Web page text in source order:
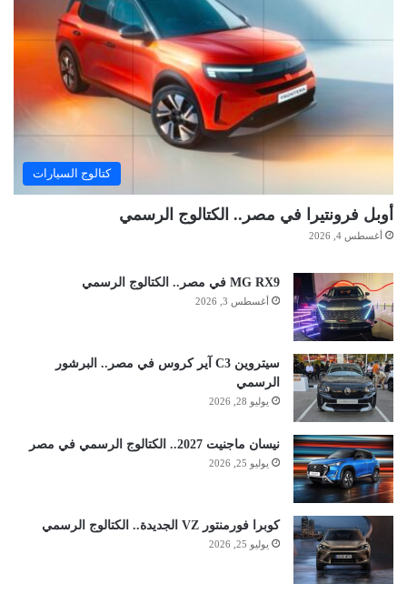
كتالوج السيارات
أوبل فرونتيرا في مصر.. الكتالوج الرسمي
أغسطس 4, 2026
MG RX9 في مصر.. الكتالوج الرسمي
أغسطس 3, 2026
سيتروين C3 آير كروس في مصر.. البرشور
الرسمي
يوليو 28, 2026
نيسان ماجنيت 2027.. الكتالوج الرسمي في مصر
يوليو 25, 2026
كوبرا فورمنتور VZ الجديدة.. الكتالوج الرسمي
يوليو 25, 2026